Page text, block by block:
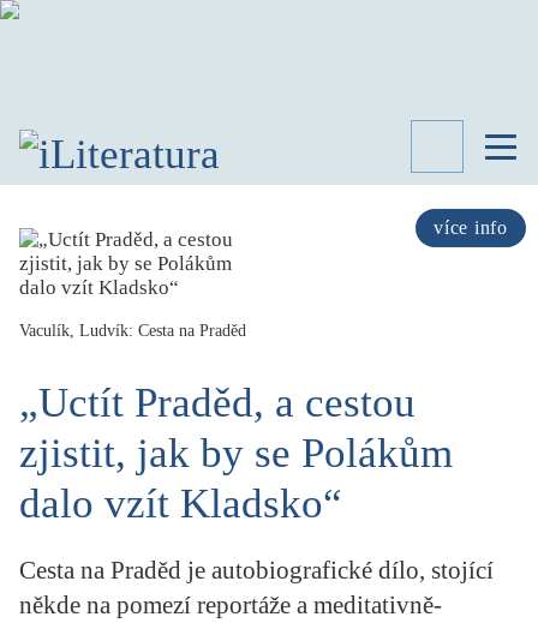
více info
SPISOVATELÉ
KNIHY
LITERATURY
KATEGORIE
PŘEHLED
STUDIE
PORTRÉT
UKÁZKA
Vaculík, Ludvík: Cesta na Praděd
„Uctít Praděd, a cestou
zjistit, jak by se Polákům
dalo vzít Kladsko“
Cesta na Praděd je autobiografické dílo, stojící
někde na pomezí reportáže a meditativně-